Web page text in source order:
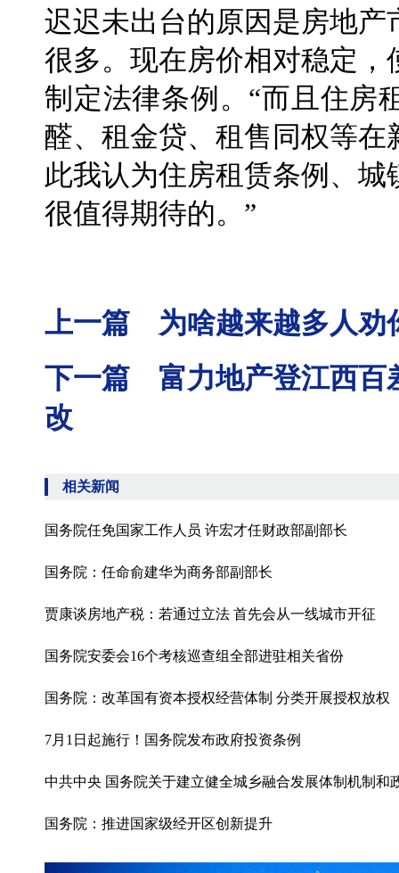
迟迟未出台的原因是房地
很多。现在房价相对稳定
制定法律条例。“而且住房
醛、租金贷、租售同权等
此我认为住房租赁条例、
很值得期待的。”
上一篇 为啥越来越多人劝
下一篇 富力地产登江西百
改
相关新闻
国务院任免国家工作人员 许宏才任财政部副部长
国务院：任命俞建华为商务部副部长
贾康谈房地产税：若通过立法 首先会从一线城市开征
国务院安委会16个考核巡查组全部进驻相关省份
国务院：改革国有资本授权经营体制 分类开展授权放权
7月1日起施行！国务院发布政府投资条例
中共中央 国务院关于建立健全城乡融合发展体制机制和
国务院：推进国家级经开区创新提升